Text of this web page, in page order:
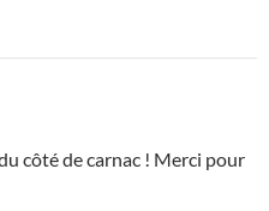
côté de carnac ! Merci pour